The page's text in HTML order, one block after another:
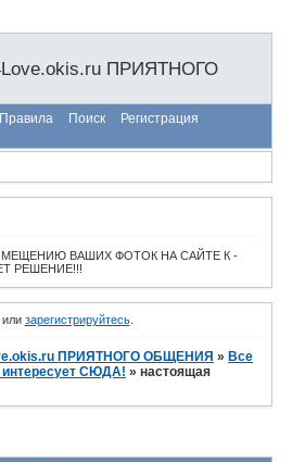
ПРИЯТНОГО
Правила Поиск
Регистрация
ВАШИХ ФОТОК НА САЙТЕ К -
РЕШЕНИЕ!!!
зарегистрируйтесь.
ПРИЯТНОГО ОБЩЕНИЯ » Все
интересует СЮДА! »настоящая